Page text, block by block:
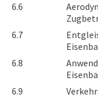
6.6
6.7
6.8
6.9